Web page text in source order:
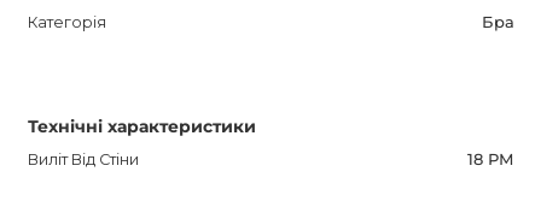
Категорія Бра
Технічні характеристики
Виліт Від Стіни 18 РМ